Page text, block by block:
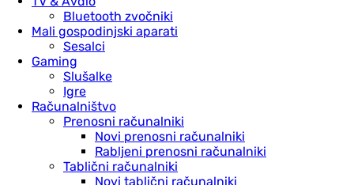
Bluetooth zvočniki
Mali gospodinjski aparati
Sesalci
Gaming
Slušalke
Igre
Računalništvo
Prenosni računalniki
Novi prenosni računalniki
Rabljeni prenosni računalniki
Tablični računalniki
Novi tablični računalniki